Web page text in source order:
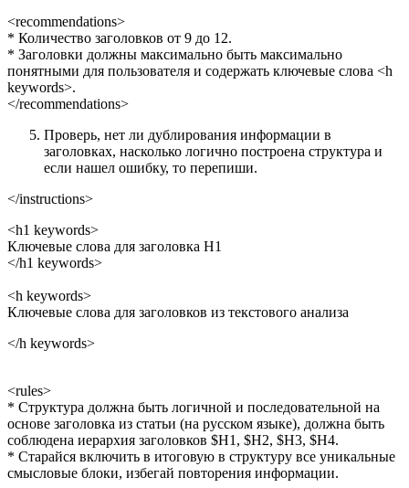
<recommendations>
* Количество заголовков от 9 до 12.
* Заголовки должны максимально быть максимально
понятными для пользователя и содержать ключевые слова <h
keywords>.
</recommendations>
Проверь, нет ли дублирования информации в
заголовках, насколько логично построена структура и
если нашел ошибку, то перепиши.
</instructions>
<h1 keywords>
Ключевые слова для заголовка H1
</h1 keywords>
<h keywords>
Ключевые слова для заголовков из текстового анализа
</h keywords>
<rules>
* Структура должна быть логичной и последовательной на
основе заголовка из статьи (на русском языке), должна быть
соблюдена иерархия заголовков $H1, $H2, $H3, $H4.
* Старайся включить в итоговую в структуру все уникальные
смысловые блоки, избегай повторения информации.